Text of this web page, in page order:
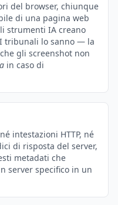
del browser, chiunque
di una pagina web
strumenti IA creano
tribunali lo sanno — la
gli screenshot non
in caso di
intestazioni HTTP, né
di risposta del server,
metadati che
server specifico in un